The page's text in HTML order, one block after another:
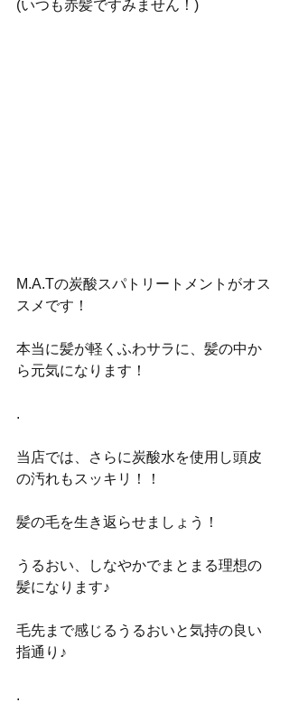
(いつも赤髪ですみません！)
M.A.Tの炭酸スパトリートメントがオス
スメです！
本当に髪が軽くふわサラに、髪の中か
ら元気になります！
.
当店では、さらに炭酸水を使用し頭皮
の汚れもスッキリ！！
髪の毛を生き返らせましょう！
うるおい、しなやかでまとまる理想の
髪になります♪
毛先まで感じるうるおいと気持の良い
指通り♪
.